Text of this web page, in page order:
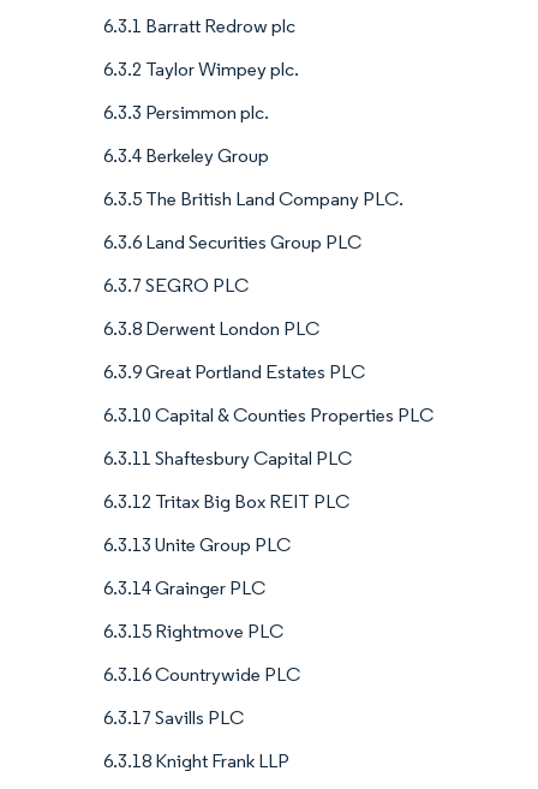
6.3.1 Barratt Redrow plc
6.3.2 Taylor Wimpey plc.
6.3.3 Persimmon plc.
6.3.4 Berkeley Group
6.3.5 The British Land Company PLC.
6.3.6 Land Securities Group PLC
6.3.7 SEGRO PLC
6.3.8 Derwent London PLC
6.3.9 Great Portland Estates PLC
6.3.10 Capital & Counties Properties PLC
6.3.11 Shaftesbury Capital PLC
6.3.12 Tritax Big Box REIT PLC
6.3.13 Unite Group PLC
6.3.14 Grainger PLC
6.3.15 Rightmove PLC
6.3.16 Countrywide PLC
6.3.17 Savills PLC
6.3.18 Knight Frank LLP